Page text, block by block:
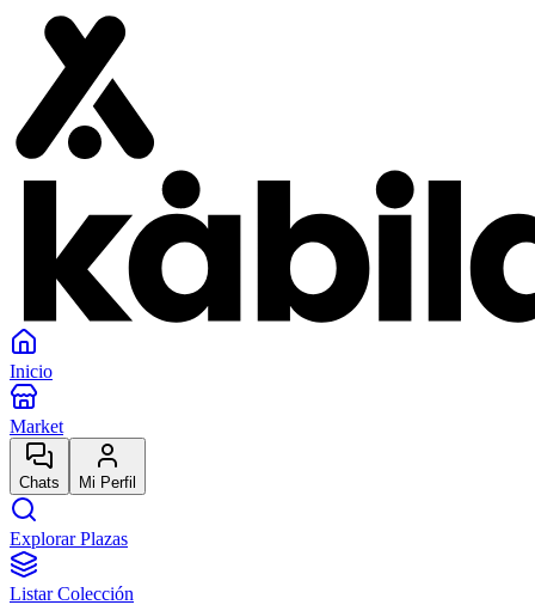
Inicio
Market
Chats Mi Perfil
Explorar Plazas
Listar Colección